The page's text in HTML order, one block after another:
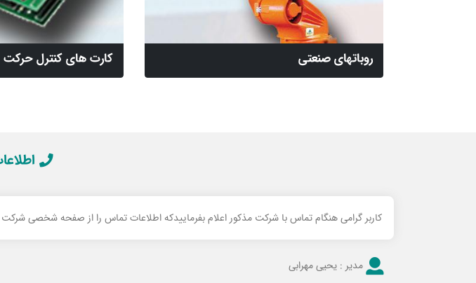
روباتهای صنعتی کارت های کنترل حرکت
کاربر گرامی هنگام تماس با شرکت مذکور اعلام بفرماییدکه اطلاعات تماس را از صفحه شخصی شرکت
مدیر : یحیی مهرابی